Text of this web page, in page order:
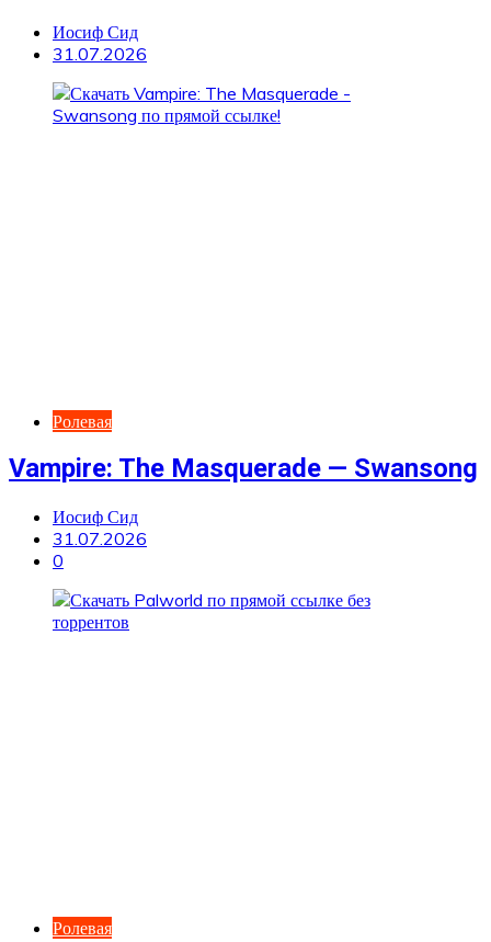
Иосиф Сид
31.07.2026
Ролевая
Vampire: The Masquerade — Swansong
Иосиф Сид
31.07.2026
0
Ролевая